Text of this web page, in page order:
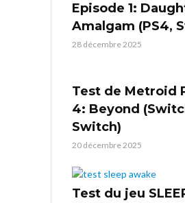
Episode 1:
Amalgam (PS4,
28 décembre 2025
Test de Metroid
4: Beyond
Switch)
20 décembre 2025
Test du jeu